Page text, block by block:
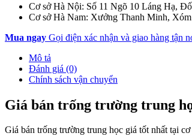
Cơ sở Hà Nội: Số 11 Ngõ 10 Láng Hạ,
Cơ sở Hà Nam: Xưởng Thanh Minh,
Mua ngay Gọi điện xác nhận và giao hàng tận
Mô tả
Đánh giá (0)
Chính sách vận chuyển
Giá bán trống trường trung
Giá bán trống trường trung học giá tốt nhất tại